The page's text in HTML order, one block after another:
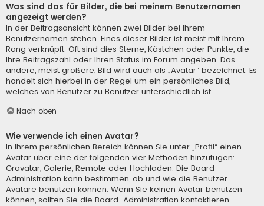
Was sind das für Bilder, die bei meinem Benutzernamen
angezeigt werden?
In der Beitragsansicht können zwei Bilder bei Ihrem
Benutzernamen stehen. Eines dieser Bilder ist meist mit Ihrem
Rang verknüpft: Oft sind dies Sterne, Kästchen oder Punkte, die
Ihre Beitragszahl oder Ihren Status im Forum angeben. Das
andere, meist größere, Bild wird auch als „Avatar“ bezeichnet. Es
handelt sich hierbei in der Regel um ein persönliches Bild,
welches von Benutzer zu Benutzer unterschiedlich ist.
Nach oben
Wie verwende ich einen Avatar?
In Ihrem persönlichen Bereich können Sie unter „Profil“ einen
Avatar über eine der folgenden vier Methoden hinzufügen:
Gravatar, Galerie, Remote oder Hochladen. Die Board-
Administration kann bestimmen, ob und wie die Benutzer
Avatare benutzen können. Wenn Sie keinen Avatar benutzen
können, sollten Sie die Board-Administration kontaktieren.